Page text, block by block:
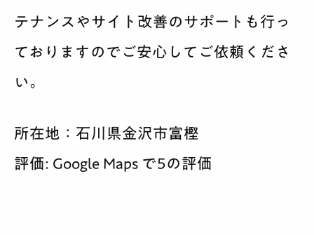
テナンスやサイト改善のサポートも行っ
ておりますのでご安心してご依頼くださ
い。
所在地：石川県金沢市富樫
評価: Google Maps で5の評価